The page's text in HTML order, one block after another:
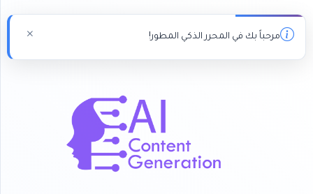
مرحباً بك في المحرر الذكي المطور!